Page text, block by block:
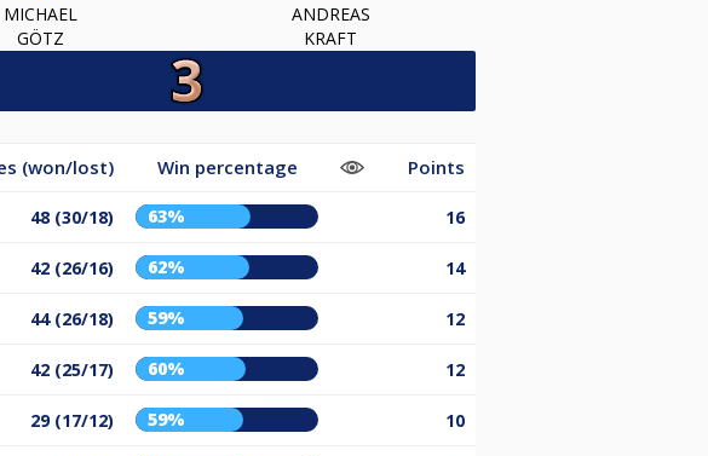
MICHAEL
GÖTZ
ANDREAS
KRAFT
(won/lost) Win percentage Points
48 (30/18) 63% 16
42 (26/16) 62% 14
44 (26/18) 59% 12
42 (25/17) 60% 12
29 (17/12) 59% 10